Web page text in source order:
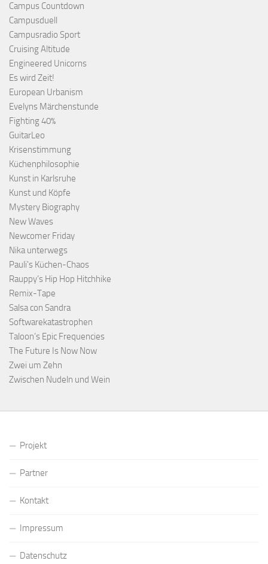
Campus Countdown
Campusduell
Campusradio Sport
Cruising Altitude
Engineered Unicorns
Es wird Zeit!
European Urbanism
Evelyns Märchenstunde
Fighting 40%
GuitarLeo
Krisenstimmung
Küchenphilosophie
Kunst in Karlsruhe
Kunst und Köpfe
Mystery Biography
New Waves
Newcomer Friday
Nika unterwegs
Pauli's Küchen-Chaos
Rauppy’s Hip Hop Hitchhike
Remix-Tape
Salsa con Sandra
Softwarekatastrophen
Taloon’s Epic Frequencies
The Future Is Now Now
Zwei um Zehn
Zwischen Nudeln und Wein
Projekt
Partner
Kontakt
Impressum
Datenschutz